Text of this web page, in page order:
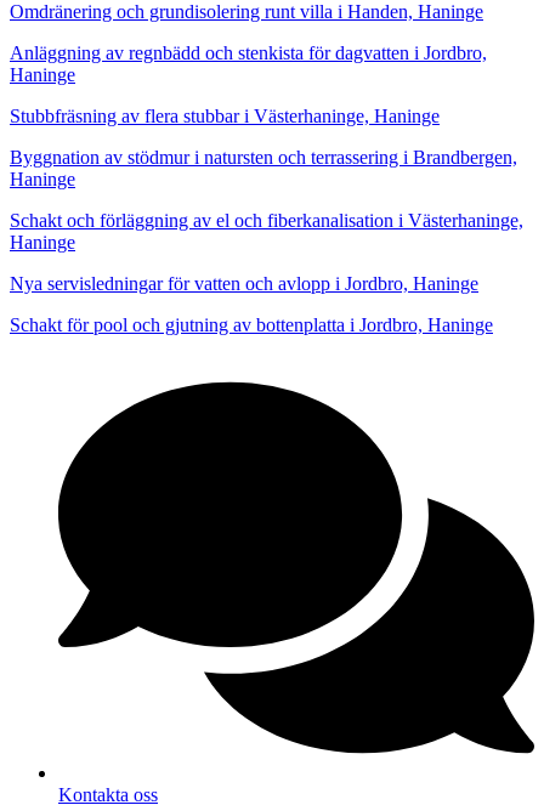
Omdränering och grundisolering runt villa i Handen, Haninge
Anläggning av regnbädd och stenkista för dagvatten i Jordbro,
Haninge
Stubbfräsning av flera stubbar i Västerhaninge, Haninge
Byggnation av stödmur i natursten och terrassering i Brandbergen,
Haninge
Schakt och förläggning av el och fiberkanalisation i Västerhaninge,
Haninge
Nya servisledningar för vatten och avlopp i Jordbro, Haninge
Schakt för pool och gjutning av bottenplatta i Jordbro, Haninge
Kontakta oss